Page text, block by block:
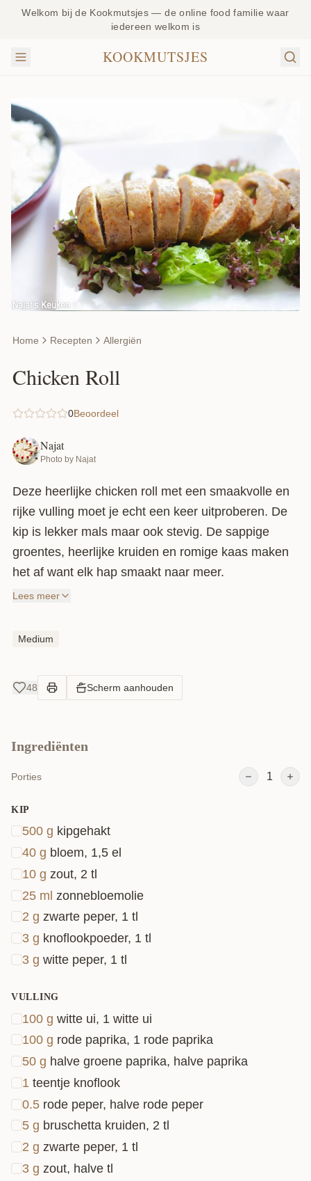
Welkom bij de Kookmutsjes — de online food familie waar
iedereen welkom is
KOOKMUTSJES
Home Recepten Allergiën
Chicken Roll
0Beoordeel
Najat
Photo by Najat
Deze heerlijke chicken roll met een smaakvolle en
rijke vulling moet je echt een keer uitproberen. De
kip is lekker mals maar ook stevig. De sappige
groentes, heerlijke kruiden en romige kaas maken
het af want elk hap smaakt naar meer.
Voor dit gerecht heb je geen oven nodig omdat het
laat ik zien hoe ik het bereid zonder gebruik te
Lees meer
Medium
48 Scherm aanhouden
Ingrediënten
Porties 1
KIP
500 g kipgehakt
40 g bloem, 1,5 el
10 g zout, 2 tl
25 ml zonnebloemolie
2 g zwarte peper, 1 tl
3 g knoflookpoeder, 1 tl
3 g witte peper, 1 tl
VULLING
100 g witte ui, 1 witte ui
100 g rode paprika, 1 rode paprika
50 g halve groene paprika, halve paprika
1 teentje knoflook
0.5 rode peper, halve rode peper
5 g bruschetta kruiden, 2 tl
2 g zwarte peper, 1 tl
3 g zout, halve tl